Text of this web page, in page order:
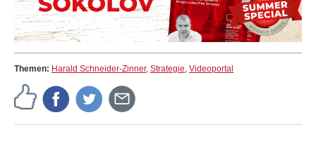
Themen: Harald Schneider-Zinner, Strategie, Videoportal